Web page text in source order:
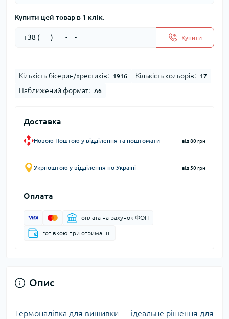
Купити цей товар в 1 клік:
Купити
Кількість бісерин/хрестиків: 1916 Кількість кольорів: 17
Наближений формат: А6
Доставка
Новою Поштою у відділення та поштомати від 80 грн
Укрпоштою у відділення по Україні від 50 грн
Оплата
оплата на рахунок ФОП
готівкою при отриманні
Опис
Термоналіпка для вишивки — ідеальне рішення для